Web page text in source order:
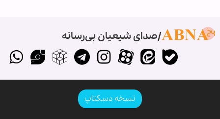
صدای شیعیان بی‌رسانه
نسخه دسکتاپ